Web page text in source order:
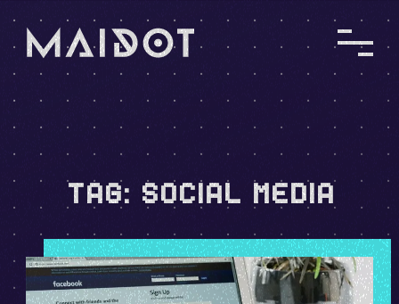
TAG: SOCIAL MEDIA